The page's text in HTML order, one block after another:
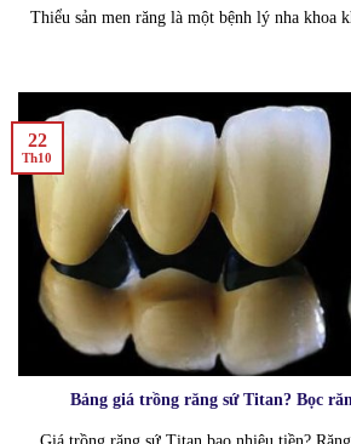
Thiểu sản men răng là một bệnh lý nha khoa
Bảng giá trồng răng sứ Titan? Bọc
22
Th10